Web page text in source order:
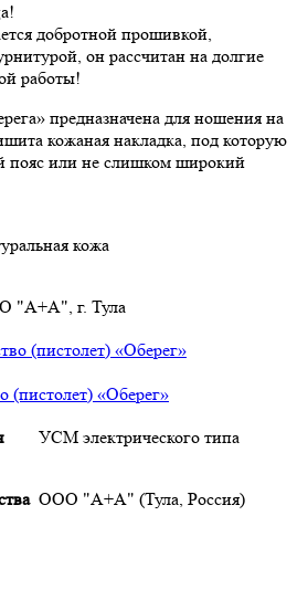
добротной прошивкой,
он рассчитан на долгие
работы!
предназначена для ношения на
кожаная накладка, под которую
пояс или не слишком широкий
кожа
"А+А", г. Тула
(пистолет) «Оберег»
УСМ электрического типа
ООО "А+А" (Тула, Россия)